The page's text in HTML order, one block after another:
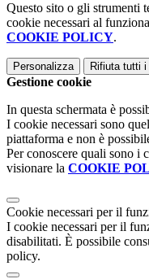
Questo sito o gli strumenti
cookie necessari al
COOKIE POLICY.
Personalizza Rifiuta tutti i
Gestione cookie
In questa schermata è
I cookie necessari sono
piattaforma e non è
Per conoscere quali sono i
visionare la COOKIE
Cookie necessari per il
I cookie necessari per il
disabilitati. È possibile
policy.